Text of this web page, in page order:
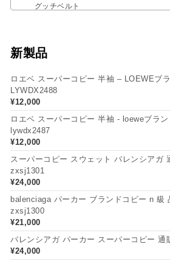
グッチベルト
新製品
ロエベ スーパーコピー 半袖 – LOEWEブ
LYWDX2488
¥12,000
ロエベ スーパーコピー 半袖 - loeweブラ
lywdx2487
¥12,000
スーパーコピー スウェット バレンシアガ
zxsj1301
¥24,000
balenciaga パーカー ブランドコピー n 級
zxsj1300
¥21,000
バレンシアガ パーカー スーパーコピー
¥24,000